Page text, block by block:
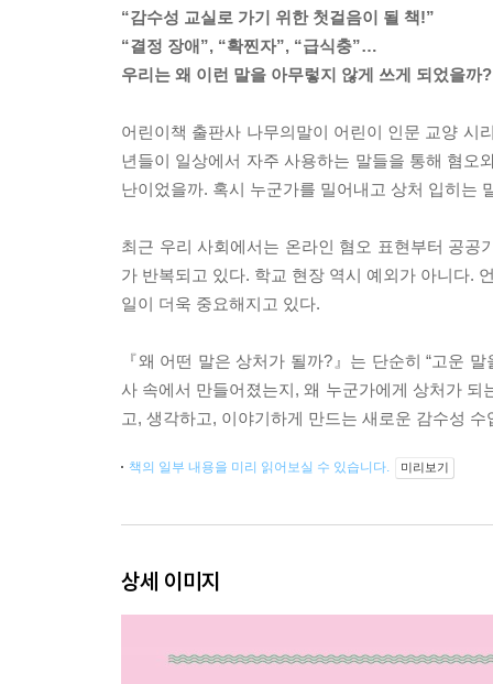
“감수성 교실로 가기 위한 첫걸음이 될 책!”
“결정 장애”, “확찐자”, “급식충”…
우리는 왜 이런 말을 아무렇지 않게 쓰게 되었을까?
어린이책 출판사 나무의말이 어린이 인문 교양 시
년들이 일상에서 자주 사용하는 말들을 통해 혐
난이었을까. 혹시 누군가를 밀어내고 상처 입히는
최근 우리 사회에서는 온라인 혐오 표현부터 공
가 반복되고 있다. 학교 현장 역시 예외가 아니다.
일이 더욱 중요해지고 있다.
『왜 어떤 말은 상처가 될까?』는 단순히 “고운
사 속에서 만들어졌는지, 왜 누군가에게 상처가
고, 생각하고, 이야기하게 만드는 새로운 감수성 수
책의 일부 내용을 미리 읽어보실 수 있습니다. 미리보기
상세 이미지